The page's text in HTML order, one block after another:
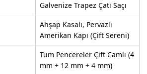
Galvenize Trapez Çatı Saçı
Ahşap Kasalı, Pervazlı
Amerikan Kapı (Çift Sereni)
Tüm Pencereler Çift Camlı (4
mm + 12 mm + 4 mm)